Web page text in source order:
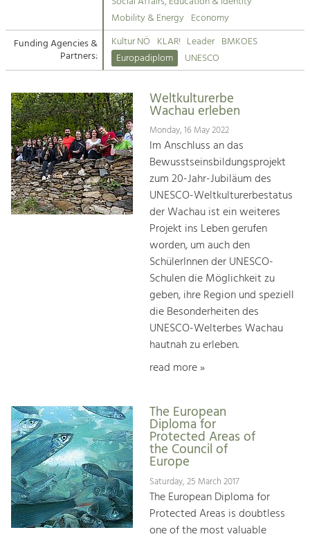
Suche
Impressum
Kontakt
Tourism
Offer Development and Positioning
Art & Culture
Crafts, Science and Research.
Social Affairs, Education
& Identity
Equality, Youth and Integration.
Climate Change, Public Transport and
Increase in Regional Value Added.
Mobility & Energy Economy
Funding Agencies &
Partners:
Kultur NÖ KLAR! Leader BMKOES
Europadiplom
UNESCO
Weltkulturerbe
Wachau erleben
Monday, 16 May 2022
Im Anschluss an das
Bewusstseinsbildungsprojekt
zum 20-Jahr-Jubiläum des
UNESCO-Weltkulturerbestatus
der Wachau ist ein weiteres
Projekt ins Leben gerufen
worden, um auch den
SchülerInnen der UNESCO-
Schulen die Möglichkeit zu
geben, ihre Region und speziell
die Besonderheiten des
UNESCO-Welterbes Wachau
hautnah zu erleben.
read more »
The European
Diploma for
Protected Areas of
the Council of
Europe
Saturday, 25 March 2017
The European Diploma for
Protected Areas is doubtless
one of the most valuable